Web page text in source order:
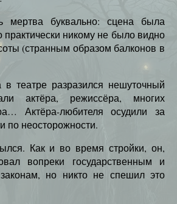
мертва буквально: сцена была
практически никому не было видно
(странным образом балконов в
в театре разразился нешуточный
актёра, режиссёра, многих
Актёра-любителя осудили за
по неосторожности.
Как и во время стройки, он,
вопреки государственным и
законам, но никто не спешил это